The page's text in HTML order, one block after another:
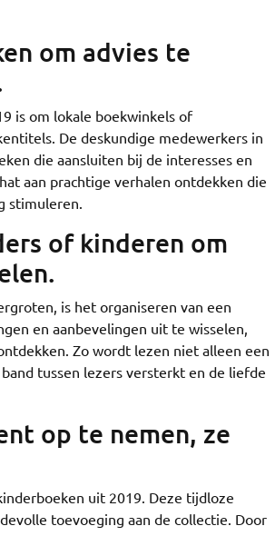
om advies te
is om lokale boekwinkels of
De deskundige medewerkers in
die aansluiten bij de interesses en
aan prachtige verhalen ontdekken die
stimuleren.
of kinderen om
is het organiseren van een
en aanbevelingen uit te wisselen,
Zo wordt lezen niet alleen een
tussen lezers versterkt en de liefde
op te nemen, ze
uit 2019. Deze tijdloze
toevoeging aan de collectie. Door